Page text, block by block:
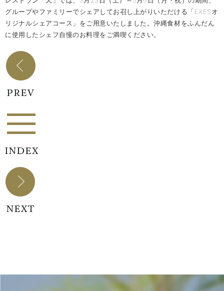
グループやファミリーでシェアしてお召し上がりいただける「EXESオ
リジナルシェアコース」をご用意いたしました。沖縄食材をふんだん
に使用したシェフ自慢のお料理をご満喫ください。